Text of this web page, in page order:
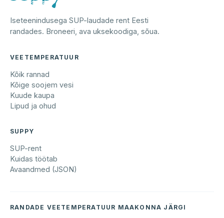
Iseteenindusega SUP-laudade rent Eesti
randades. Broneeri, ava uksekoodiga, sõua.
VEETEMPERATUUR
Kõik rannad
Kõige soojem vesi
Kuude kaupa
Lipud ja ohud
SUPPY
SUP-rent
Kuidas töötab
Avaandmed (JSON)
RANDADE VEETEMPERATUUR MAAKONNA JÄRGI